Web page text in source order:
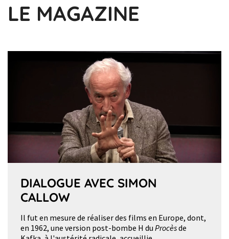
LE MAGAZINE
DIALOGUE AVEC SIMON
CALLOW
Il fut en mesure de réaliser des films en Europe, dont,
en 1962, une version post-bombe H du Procèsde